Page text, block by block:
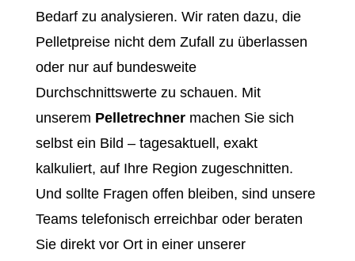
Bedarf zu analysieren. Wir raten dazu, die
Pelletpreise nicht dem Zufall zu überlassen
oder nur auf bundesweite
Durchschnittswerte zu schauen. Mit
unserem Pelletrechnermachen Sie sich
selbst ein Bild – tagesaktuell, exakt
kalkuliert, auf Ihre Region zugeschnitten.
Und sollte Fragen offen bleiben, sind unsere
Teams telefonisch erreichbar oder beraten
Sie direkt vor Ort in einer unserer